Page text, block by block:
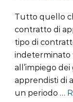
Tutto quello
contratto di
tipo di
indeterminato
all’impiego
apprendisti di
un periodo …